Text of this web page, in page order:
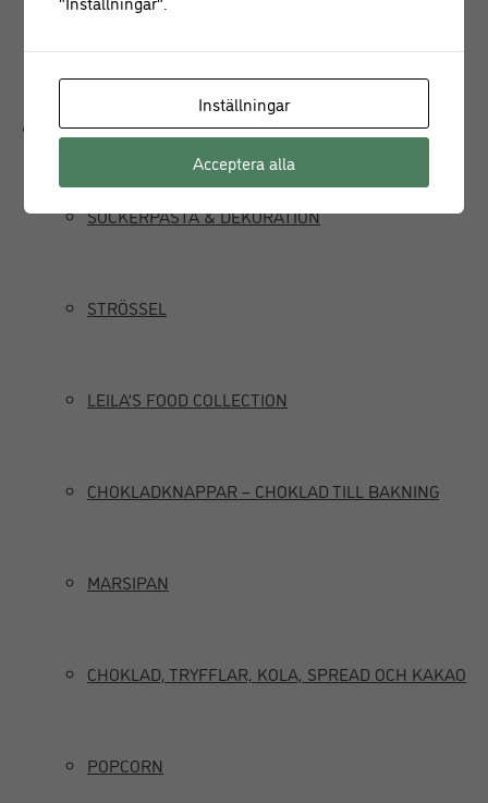
Delikatesser
SOCKERPASTA & DEKORATION
STRÖSSEL
LEILA’S FOOD COLLECTION
CHOKLADKNAPPAR – CHOKLAD TILL BAKNING
MARSIPAN
CHOKLAD, TRYFFLAR, KOLA, SPREAD OCH KAKAO
POPCORN
Inställningar
Acceptera alla